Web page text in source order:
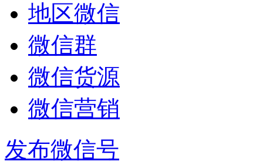
地区微信
微信群
微信货源
微信营销
发布微信号